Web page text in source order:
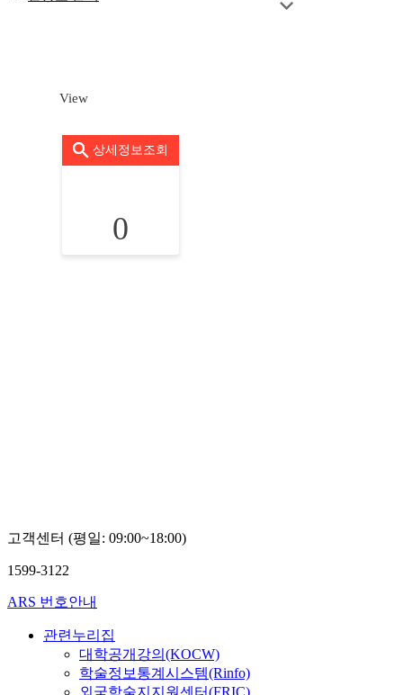
View
상세정보조회
0
고객센터 (평일: 09:00~18:00)
1599-3122
ARS 번호안내
관련누리집
대학공개강의(KOCW)
학술정보통계시스템(Rinfo)